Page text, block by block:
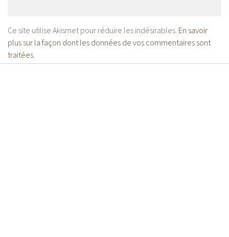
Ce site utilise Akismet pour réduire les indésirables. En savoir
plus sur la façon dont les données de vos commentaires sont
traitées.